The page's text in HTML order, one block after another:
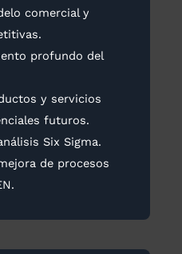
comercial y
profundo del
y servicios
futuros.
Six Sigma.
de procesos